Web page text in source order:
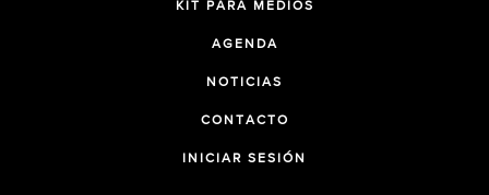
KIT PARA MEDIOS
AGENDA
NOTICIAS
CONTACTO
INICIAR SESIÓN